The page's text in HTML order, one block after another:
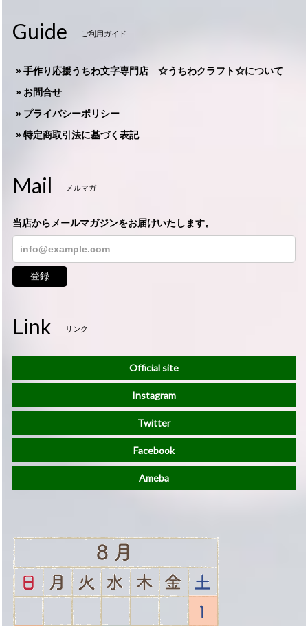
Guide ご利用ガイド
手作り応援うちわ文字専門店 ☆うちわクラフト☆について
お問合せ
プライバシーポリシー
特定商取引法に基づく表記
Mail メルマガ
当店からメールマガジンをお届けいたします。
登録
Link リンク
Official site
Instagram
Twitter
Facebook
Ameba